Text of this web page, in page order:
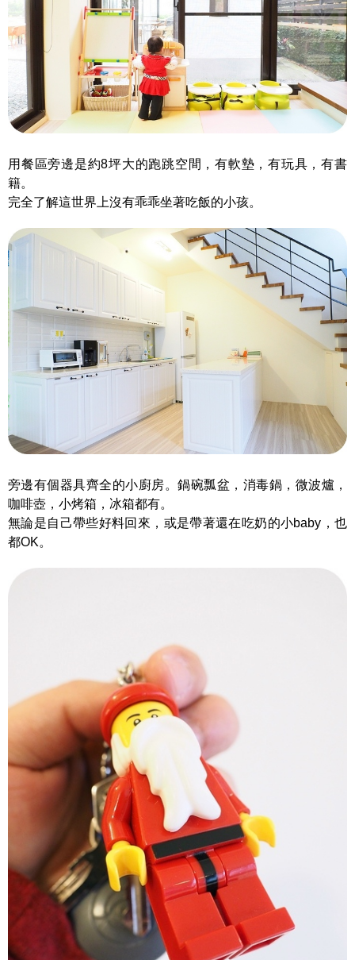
用餐區旁邊是約8坪大的跑跳空間，有軟墊，有玩具，有書
籍。
完全了解這世界上沒有乖乖坐著吃飯的小孩。
旁邊有個器具齊全的小廚房。鍋碗瓢盆，消毒鍋，微波爐，
咖啡壺，小烤箱，冰箱都有。
無論是自己帶些好料回來，或是帶著還在吃奶的小baby，也
都OK。